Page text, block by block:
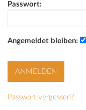
Passwort:
Angemeldet bleiben:
Passwort vergessen?